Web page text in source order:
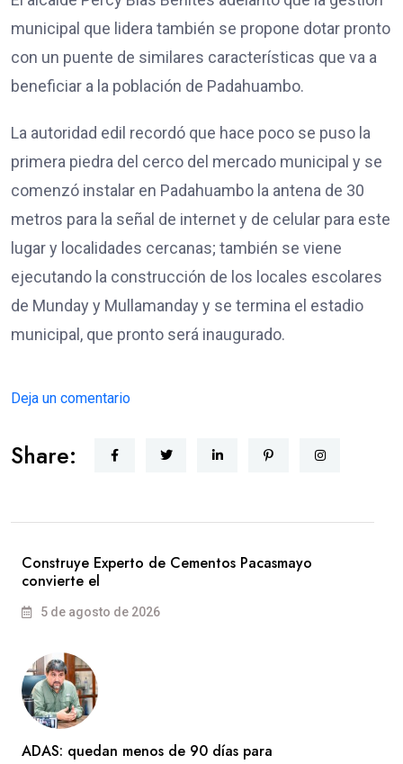
municipal que lidera también se propone dotar pronto
con un puente de similares características que va a
beneficiar a la población de Padahuambo.
La autoridad edil recordó que hace poco se puso la
primera piedra del cerco del mercado municipal y se
comenzó instalar en Padahuambo la antena de 30
metros para la señal de internet y de celular para este
lugar y localidades cercanas; también se viene
ejecutando la construcción de los locales escolares
de Munday y Mullamanday y se termina el estadio
municipal, que pronto será inaugurado.
Deja un comentario
Share:
Construye Experto de Cementos Pacasmayo
convierte el
5 de agosto de 2026
ADAS: quedan menos de 90 días para